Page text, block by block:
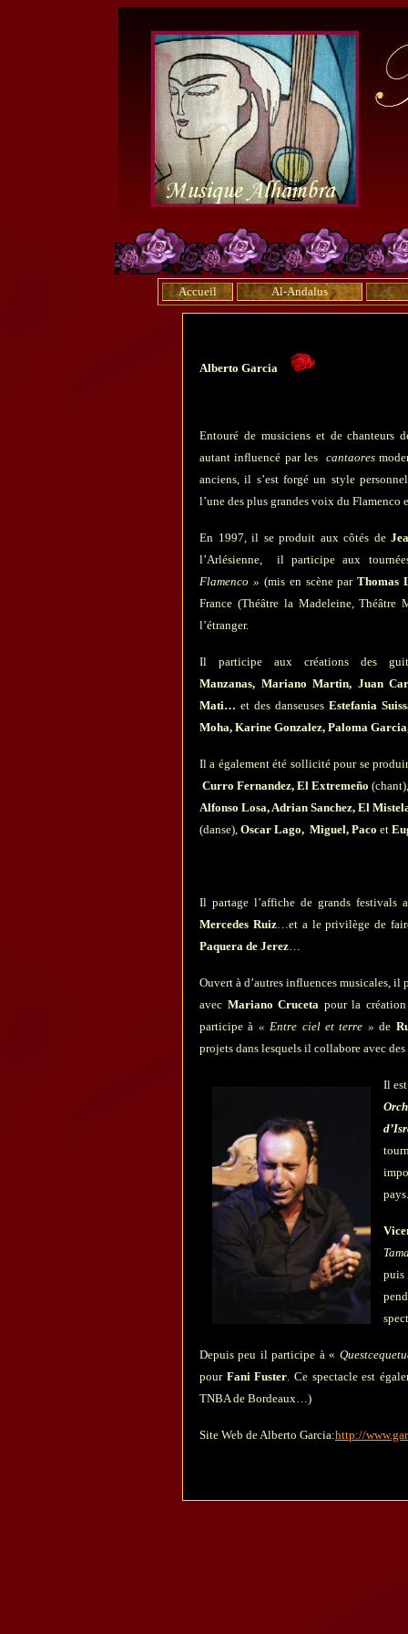
Accueil Al-Andalus
Alberto Garcia
Entouré de musiciens et de chanteurs
autant influencé par les cantaores
anciens, il s’est forgé un style
l’une des plus grandes voix du Flamenco
En 1997, il se produit aux côtés de
l’Arlésienne, il participe aux
Flamenco » (mis en scène parThomas
France (Théâtre la Madeleine,
l’étranger.
Il participe aux créations des
Manzanas, Mariano Martin, Juan
Mati… et des danseusesEstefania
Moha, Karine Gonzalez, Paloma
Il a également été sollicité pour se
Curro Fernandez, El Extremeño
Alfonso Losa, Adrian Sanchez, El
(danse), Oscar Lago, Miguel, Paco et
Il partage l’affiche de grands festivals
Mercedes Ruiz…et a le privilège de
Paquera de Jerez…
Ouvert à d’autres influences musicales, il
avec Mariano Cruceta pour la
participe à « Entre ciel et terre » de
projets dans lesquels il collabore avec
Il
pays.
Depuis peu il participe à «
pour Fani Fuster. Ce spectacle est
TNBA de Bordeaux…)
Site Web de Alberto Garcia:http://